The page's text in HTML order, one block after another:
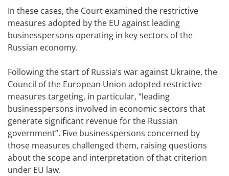
In these cases, the Court examined the restrictive
measures adopted by the EU against leading
businesspersons operating in key sectors of the
Russian economy.
Following the start of Russia’s war against Ukraine, the
Council of the European Union adopted restrictive
measures targeting, in particular, “leading
businesspersons involved in economic sectors that
generate significant revenue for the Russian
government”. Five businesspersons concerned by
those measures challenged them, raising questions
about the scope and interpretation of that criterion
under EU law.